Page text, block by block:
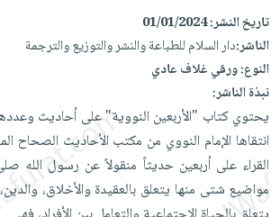
books
على
Android
تحميل
iKitab
على
Apple
masmu3
على
Apple
جوائز
أجهزة
العناية
الشخصية
العناية
وتصفيف
الشعر
العناية
بالجسم
المطبخ
والسفرة
جديد
الكل
أواني
الطهي
أدوات
متجر
الهدايا
أقسام
تاريخ النشر:01/01/2024
الناشر:دار السلام للطباعة والنشر والتوزيع والترجمة
النوع:ورقي غلاف عادي
نبذة الناشر:
يحتوي كتاب "الأربعين النووية" على أحاديث
انتقاها الإمام النووي من مكتب الأحاديث الصحاح
القراء على أربعين حديثاً منقولاً عن رسول الله
مواضيع شتى منها يتعلق بالعقيدة والأخلاق،